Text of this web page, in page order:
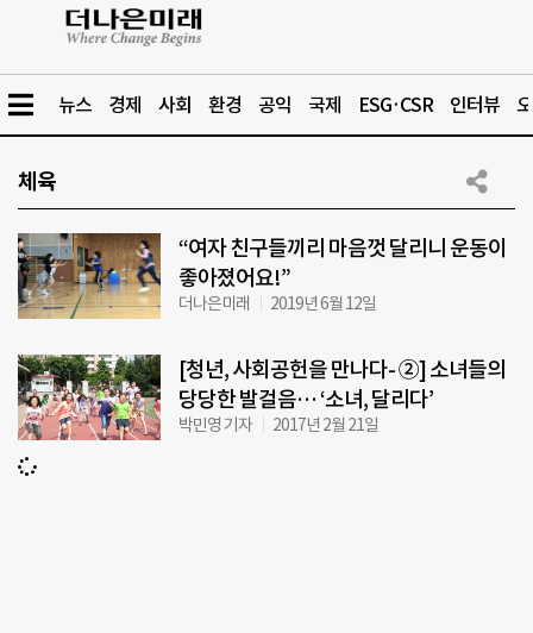
뉴스 경제 사회 환경 공익 국제 ESG·CSR 인터뷰
체육
“여자 친구들끼리 마음껏 달리니 운동이
좋아졌어요!”
더나은미래 2019년 6월 12일
[청년, 사회공헌을 만나다- ②] 소녀들의
당당한 발걸음… ‘소녀, 달리다’
박민영 기자 2017년 2월 21일